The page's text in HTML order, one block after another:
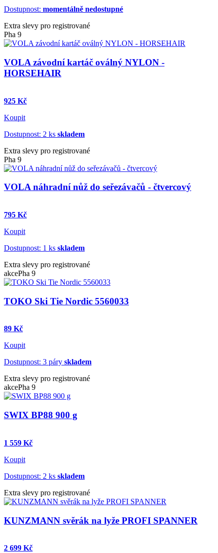
Dostupnost: momentálně nedostupné
Extra slevy pro registrované
Pha 9
VOLA závodní kartáč oválný NYLON -
HORSEHAIR
925 Kč
Koupit
Dostupnost: 2 ks skladem
Extra slevy pro registrované
Pha 9
VOLA náhradní nůž do seřezávačů - čtvercový
795 Kč
Koupit
Dostupnost: 1 ks skladem
Extra slevy pro registrované
akcePha 9
TOKO Ski Tie Nordic 5560033
89 Kč
Koupit
Dostupnost: 3 páry skladem
Extra slevy pro registrované
akcePha 9
SWIX BP88 900 g
1 559 Kč
Koupit
Dostupnost: 2 ks skladem
Extra slevy pro registrované
KUNZMANN svěrák na lyže PROFI SPANNER
2 699 Kč